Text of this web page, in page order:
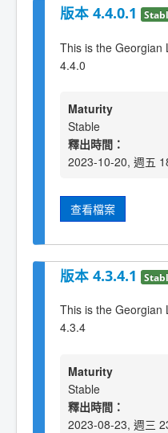
版本 4.4.0.1
This is the Georgian
4.4.0
Maturity
Stable
釋出時間：
2023-10-20, 週五
查看檔案
版本 4.3.4.1
This is the Georgian
4.3.4
Maturity
Stable
釋出時間：
2023-08-23, 週三